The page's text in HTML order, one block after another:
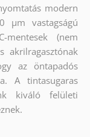
modern
µm vastagságú
mentesek (nem
akrilragasztónak
az öntapadós
A tintasugaras
kiváló felületi